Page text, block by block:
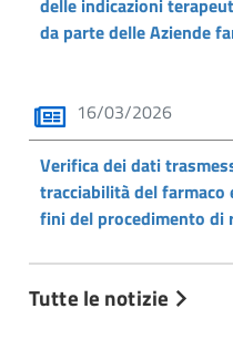
delle indicazioni
da parte delle Aziende
16/03/2026
Verifica dei dati
tracciabilità del
fini del procedimento di
Tutte le notizie